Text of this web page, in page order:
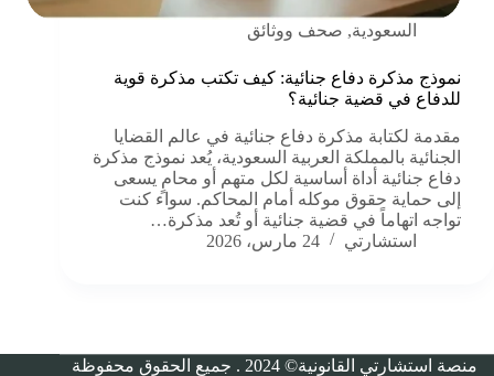
السعودية, صحف ووثائق
نموذج مذكرة دفاع جنائية: كيف تكتب مذكرة قوية
للدفاع في قضية جنائية؟
مقدمة لكتابة مذكرة دفاع جنائية في عالم القضايا
الجنائية بالمملكة العربية السعودية، يُعد نموذج مذكرة
دفاع جنائية أداة أساسية لكل متهم أو محامٍ يسعى
إلى حماية حقوق موكله أمام المحاكم. سواء كنت
تواجه اتهاماً في قضية جنائية أو تُعد مذكرة…
استشارتي
24 مارس، 2026
منصة استشارتي القانونية©2024 . جميع الحقوق محفوظة